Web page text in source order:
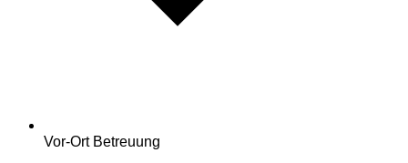
Vor-Ort Betreuung